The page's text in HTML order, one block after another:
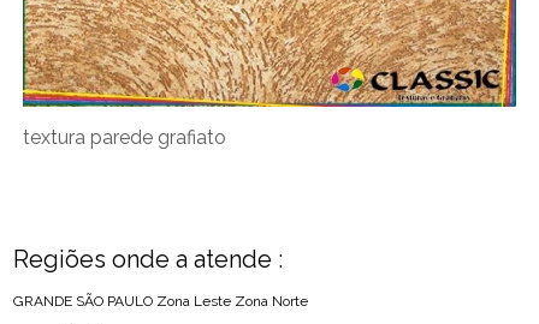
textura parede grafiato
Regiões onde a atende :
GRANDE SÃO PAULO Zona Leste Zona Norte